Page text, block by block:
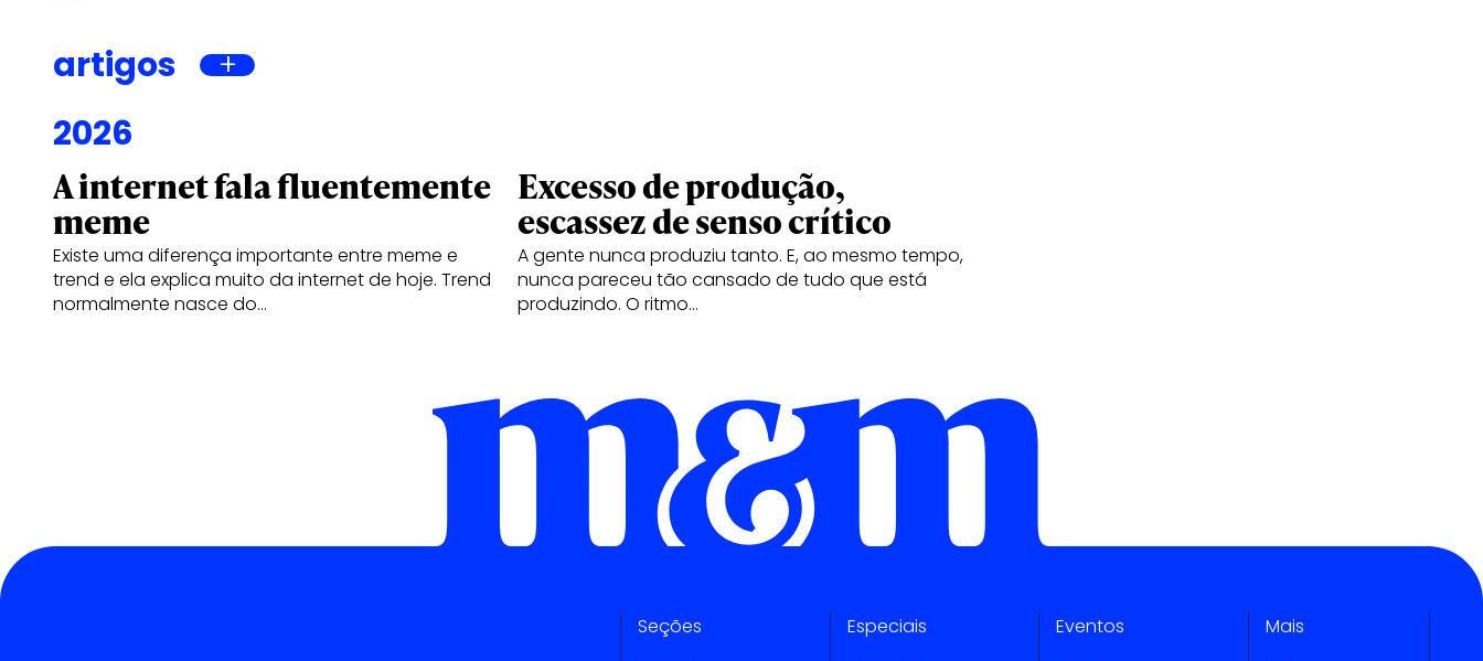
artigos
2026
A internet fala fluentemente
meme
Existe uma diferença importante entre meme e
trend e ela explica muito da internet de hoje. Trend
normalmente nasce do…
Excesso de produção,
escassez de senso crítico
A gente nunca produziu tanto. E, ao mesmo tempo,
nunca pareceu tão cansado de tudo que está
produzindo. O ritmo…
Seções Especiais Eventos Mais